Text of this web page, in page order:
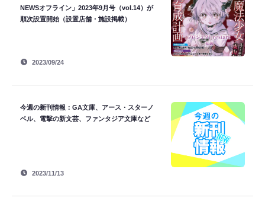
NEWSオフライン」2023年9月号（vol.14）が
順次設置開始（設置店舗・施設掲載）
2023/09/24
今週の新刊情報：GA文庫、アース・スターノ
ベル、電撃の新文芸、ファンタジア文庫など
2023/11/13